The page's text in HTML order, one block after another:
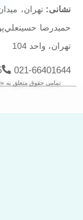
میدان انقلاب
104
021-
متعلق به «توسعه سرمایه